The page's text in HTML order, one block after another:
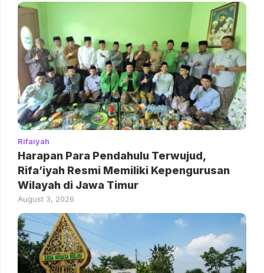
Rifaiyah
Harapan Para Pendahulu Terwujud,
Rifa’iyah Resmi Memiliki Kepengurusan
Wilayah di Jawa Timur
August 3, 2026